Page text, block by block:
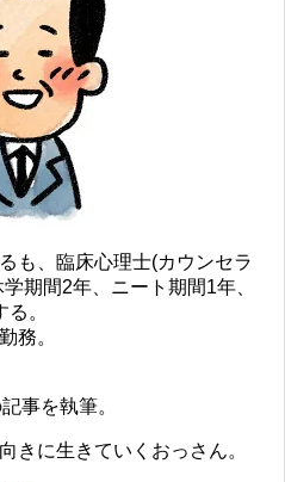
も、臨床心理士(カウンセラ
期間2年、ニート期間1年、
。
務。
事を執筆。
きに生きていくおっさん。